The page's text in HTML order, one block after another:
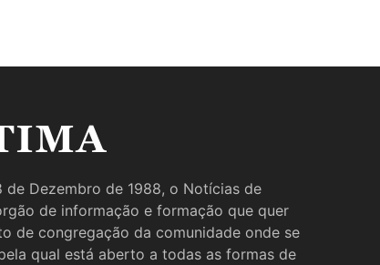
de Dezembro de 1988, o Notícias de
de informação e formação que quer
de congregação da comunidade onde se
qual está aberto a todas as formas de